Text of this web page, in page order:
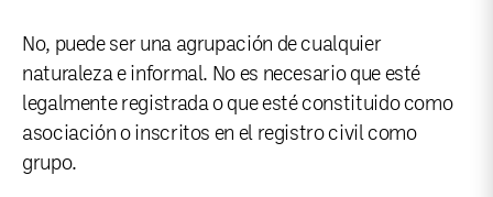
No, puede ser una agrupación de cualquier
naturaleza e informal. No es necesario que esté
legalmente registrada o que esté constituido como
asociación o inscritos en el registro civil como
grupo.